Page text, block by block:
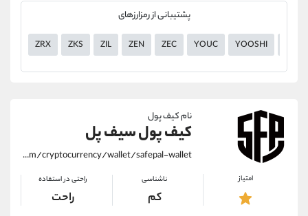
پشتیبانی از رمزارزهای
ZRX ZKS ZIL ZEN ZEC YOUC YOOSHI
نام کیف پول
کیف پول سیف پل
https://alirezamehrabi.com/cryptocurrency/wallet/safepal-wallet
امتیاز ناشناسی
کم
راحتی در استفاده
راحت